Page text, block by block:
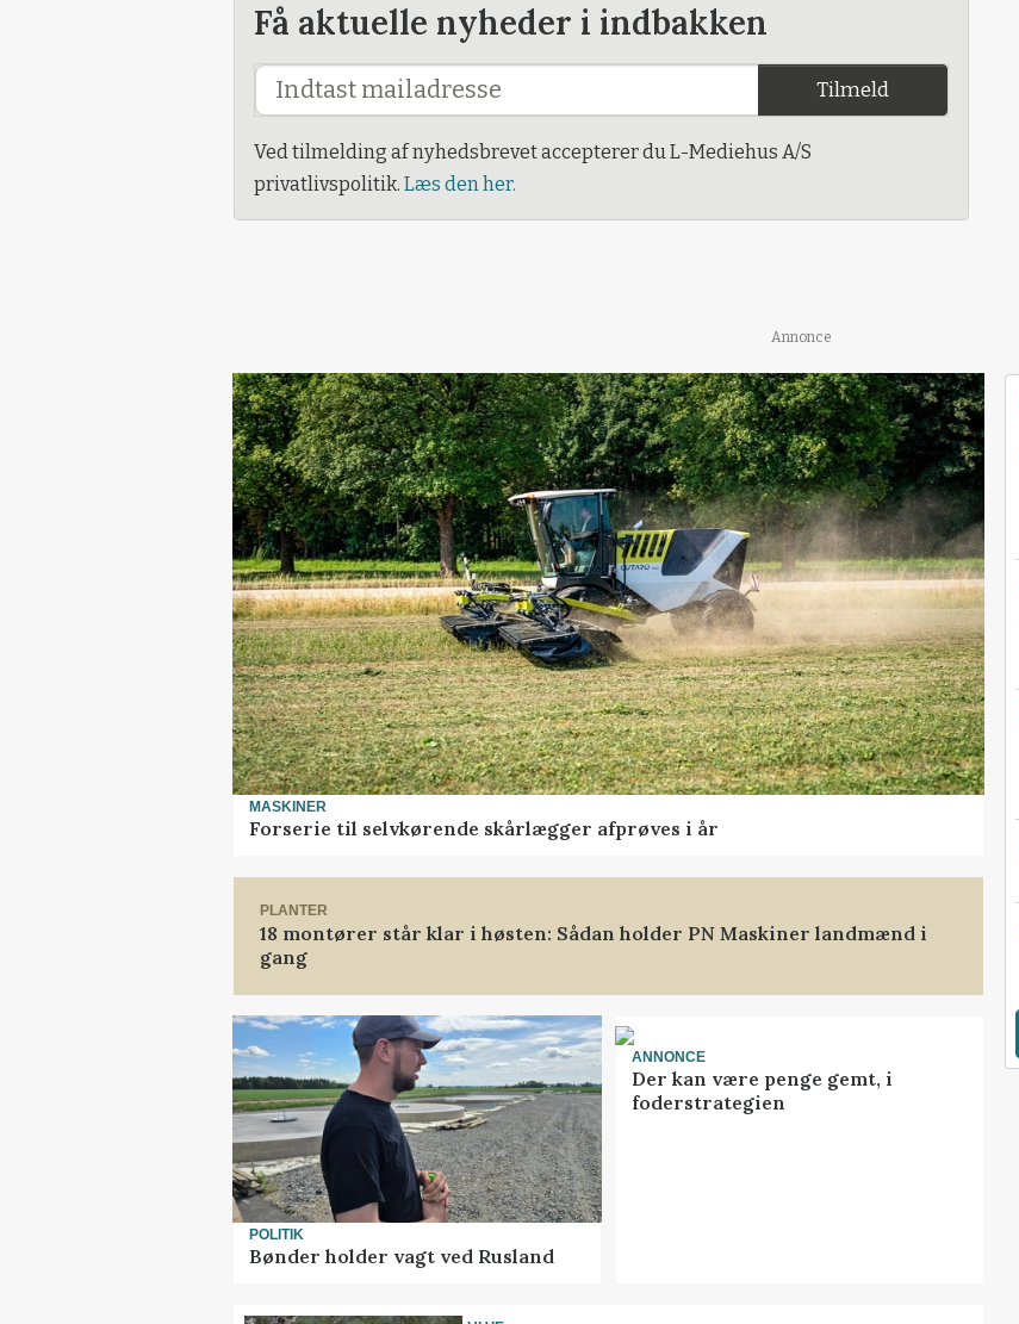
Få aktuelle nyheder i indbakken
Tilmeld
Ved tilmelding af nyhedsbrevet accepterer du L-Mediehus A/S
privatlivspolitik. Læs den her.
Annonce
MASKINER
Forserie til selvkørende skårlægger afprøves i år
PLANTER
18 montører står klar i høsten: Sådan holder PN Maskiner landmænd i
gang
POLITIK
Bønder holder vagt ved Rusland
ANNONCE
Der kan være penge gemt, i
foderstrategien